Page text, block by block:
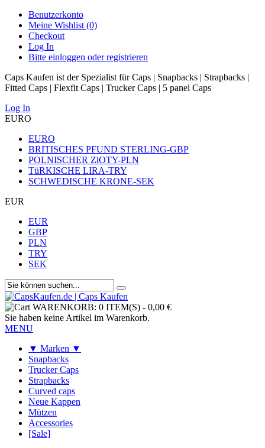
Benutzerkonto
Meine Wishlist (0)
Checkout
Log In
Bitte einloggen oder registrieren
Caps Kaufen ist der Spezialist für Caps | Snapbacks | Strapbacks |
Fitted Caps | Flexfit Caps | Trucker Caps | 5 panel Caps
Log In
EURO
EURO
BRITISCHES PFUND STERLING-GBP
POLNISCHER ZłOTY-PLN
TüRKISCHE LIRA-TRY
SCHWEDISCHE KRONE-SEK
EUR
EUR
GBP
PLN
TRY
SEK
WARENKORB: 0 ITEM(S) - 0,00 €
Sie haben keine Artikel im Warenkorb.
MENU
▼ Marken ▼
Snapbacks
Trucker Caps
Strapbacks
Curved caps
Neue Kappen
Mützen
Accessories
[Sale]